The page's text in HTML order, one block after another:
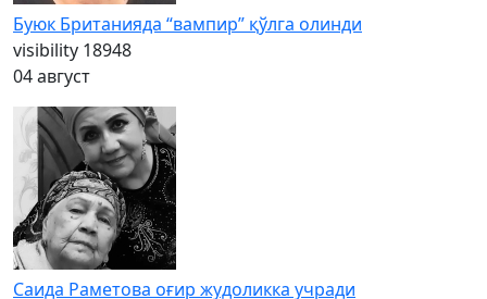
Буюк Британияда “вампир” қўлга олинди
visibility 18948
04 август
Саида Раметова оғир жудоликка учради